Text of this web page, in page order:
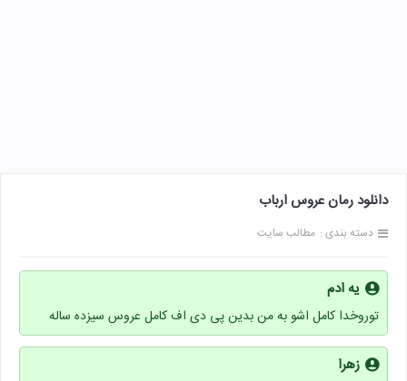
دانلود رمان عروس ارباب
دسته بندی : مطالب سایت
یه ادم
توروخدا کامل اشو به من بدین پی دی اف کامل عروس سیزده ساله
زهرا